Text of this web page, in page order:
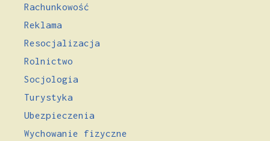
Rachunkowość
Reklama
Resocjalizacja
Rolnictwo
Socjologia
Turystyka
Ubezpieczenia
Wychowanie fizyczne